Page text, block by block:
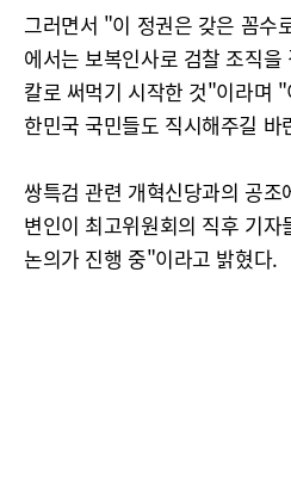
그러면서 "이 정권은 갖은 꼼수
에서는 보복인사로 검찰 조직
칼로 써먹기 시작한 것"이라며
한민국 국민들도 직시해주길
쌍특검 관련 개혁신당과의 공
변인이 최고위원회의 직후 기
논의가 진행 중"이라고 밝혔다.